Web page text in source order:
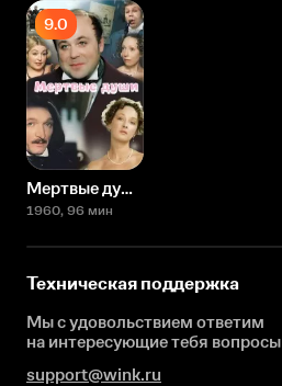
9.0
Мертвые души
1960, 96 мин
Техническая поддержка
Мы с удовольствием ответим
на интересующиетебя вопросы
support@wink.ru